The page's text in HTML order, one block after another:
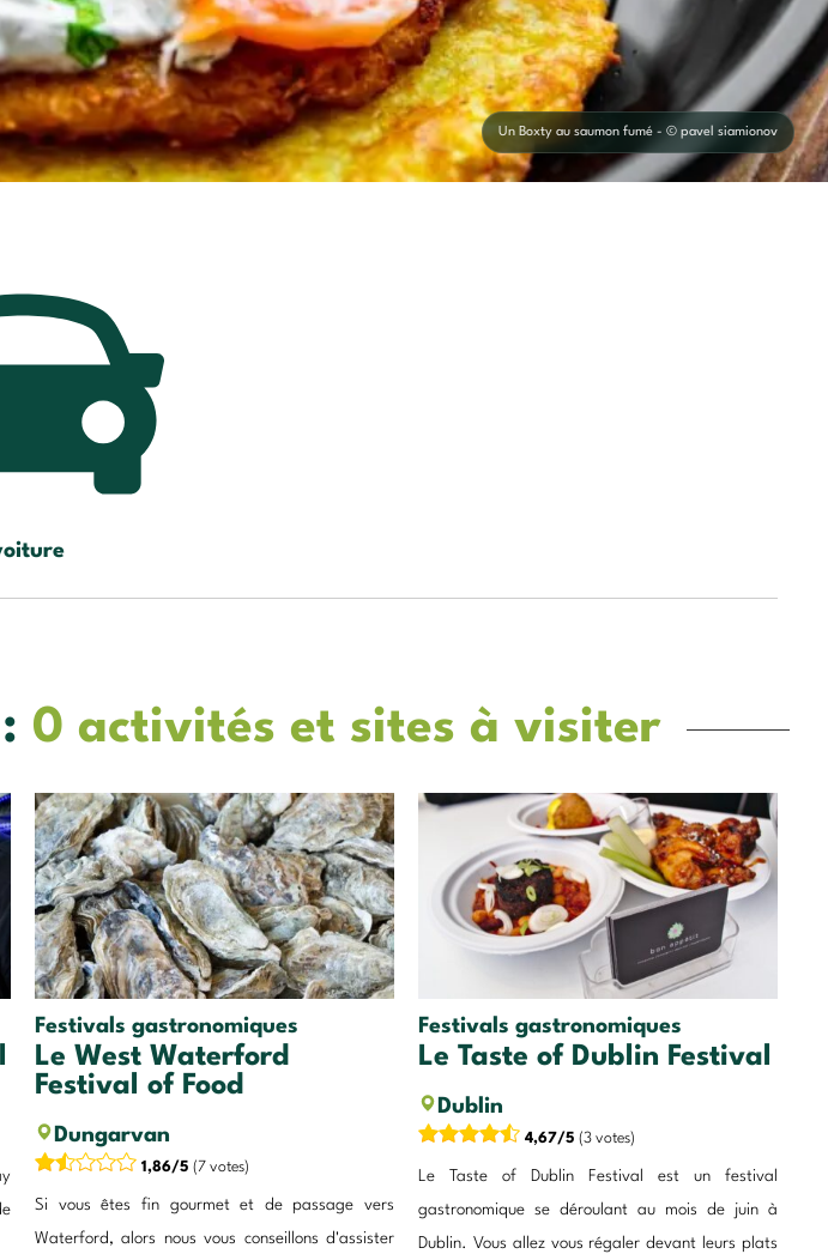
Un Boxty au saumon fumé - © pavel siamionov
0 activités et sites à visiter
Festivals gastronomiques
Le West Waterford
Festival of Food
Dungarvan
1,86/5 (7 votes)
Si vous êtes fin gourmet et de passage vers
Waterford, alors nous vous conseillons d'assister
Festivals gastronomiques
Le Taste of Dublin Festival
Dublin
4,67/5 (3 votes)
Le Taste of Dublin Festival est un festival
gastronomique se déroulant au mois de juin à
Dublin. Vous allez vous régaler devant leurs plats